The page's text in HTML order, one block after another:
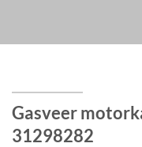
Gasveer
31298282